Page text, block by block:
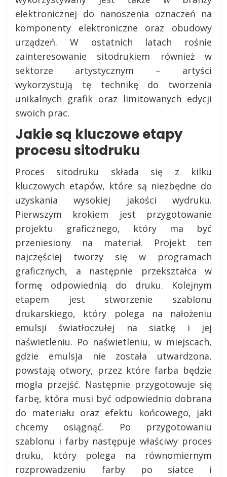
elektronicznej do nanoszenia oznaczeń na
komponenty elektroniczne oraz obudowy
urządzeń. W ostatnich latach rośnie
zainteresowanie sitodrukiem również w
sektorze artystycznym – artyści
wykorzystują tę technikę do tworzenia
unikalnych grafik oraz limitowanych edycji
swoich prac.
Jakie są kluczowe etapy
procesu sitodruku
Proces sitodruku składa się z kilku
kluczowych etapów, które są niezbędne do
uzyskania wysokiej jakości wydruku.
Pierwszym krokiem jest przygotowanie
projektu graficznego, który ma być
przeniesiony na materiał. Projekt ten
najczęściej tworzy się w programach
graficznych, a następnie przekształca w
formę odpowiednią do druku. Kolejnym
etapem jest stworzenie szablonu
drukarskiego, który polega na nałożeniu
emulsji światłoczułej na siatkę i jej
naświetleniu. Po naświetleniu, w miejscach,
gdzie emulsja nie została utwardzona,
powstają otwory, przez które farba będzie
mogła przejść. Następnie przygotowuje się
farbę, która musi być odpowiednio dobrana
do materiału oraz efektu końcowego, jaki
chcemy osiągnąć. Po przygotowaniu
szablonu i farby następuje właściwy proces
druku, który polega na równomiernym
rozprowadzeniu farby po siatce i